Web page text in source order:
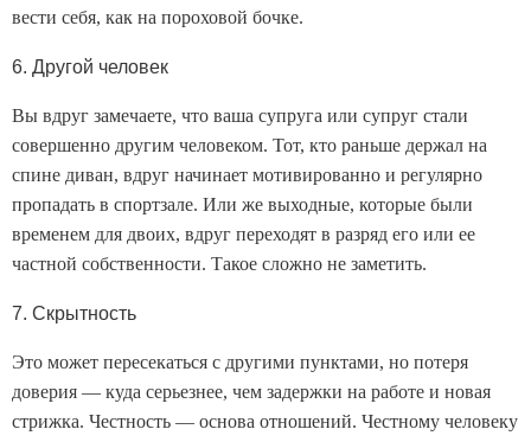
вести себя, как на пороховой бочке.
6. Другой человек
Вы вдруг замечаете, что ваша супруга или супруг стали
совершенно другим человеком. Тот, кто раньше держал на
спине диван, вдруг начинает мотивированно и регулярно
пропадать в спортзале. Или же выходные, которые были
временем для двоих, вдруг переходят в разряд его или ее
частной собственности. Такое сложно не заметить.
7. Скрытность
Это может пересекаться с другими пунктами, но потеря
доверия — куда серьезнее, чем задержки на работе и новая
стрижка. Честность — основа отношений. Честному человеку